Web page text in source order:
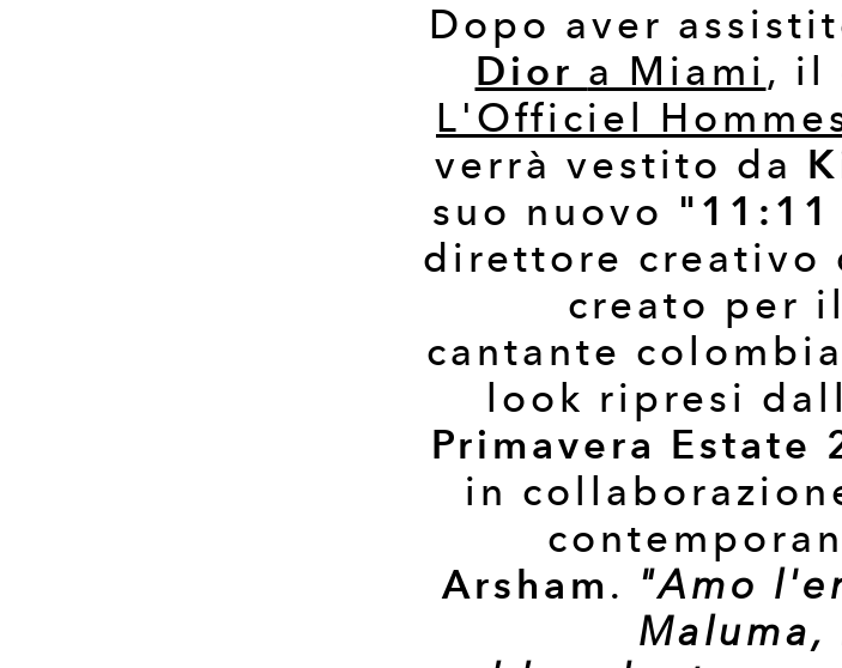
Dopo aver
Dior a Miami , il
L'Officiel
verrà vestito da
suo nuovo "11:11
direttore creativo
creato per
cantante
look ripresi
Primavera Estate
in
Arsham. "Amo
Maluma,